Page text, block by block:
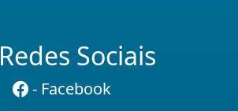
Redes Sociais
- Facebook